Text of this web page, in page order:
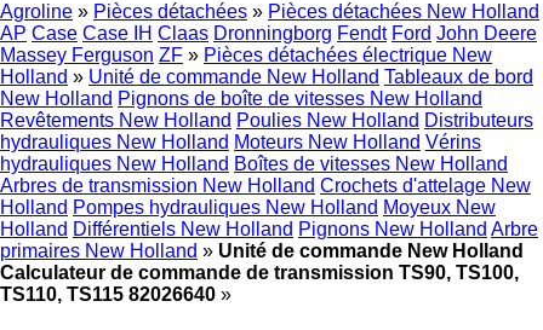
Agroline » Pièces détachées » Pièces détachées New Holland
AP Case Case IH Claas Dronningborg Fendt Ford John Deere
Massey Ferguson ZF » Pièces détachées électrique New
Holland » Unité de commande New Holland Tableaux de bord
New Holland Pignons de boîte de vitesses New Holland
Revêtements New Holland Poulies New Holland Distributeurs
hydrauliques New Holland Moteurs New Holland Vérins
hydrauliques New Holland Boîtes de vitesses New Holland
Arbres de transmission New Holland Crochets d'attelage New
Holland Pompes hydrauliques New Holland Moyeux New
Holland Différentiels New Holland Pignons New Holland Arbre
primaires New Holland » Unité de commande New Holland
Calculateur de commande de transmission TS90, TS100,
TS110, TS115 82026640 »